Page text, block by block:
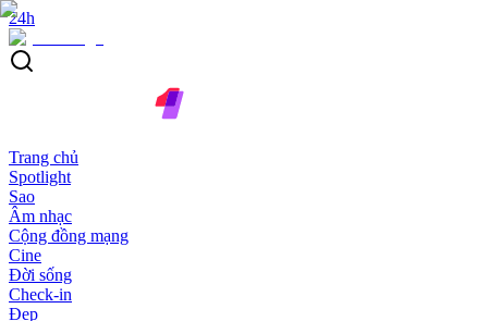
24h
Trang chủ
Spotlight
Sao
Âm nhạc
Cộng đồng mạng
Cine
Đời sống
Check-in
Đẹp